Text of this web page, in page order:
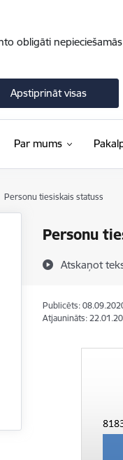
obligāti
Apstiprināt visas
Par mums
Personu tiesiskais statuss
Personu
Atskaņot
Publicēts:
Atjaunināts: